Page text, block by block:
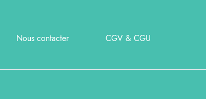
Nous contacter CGV & CGU